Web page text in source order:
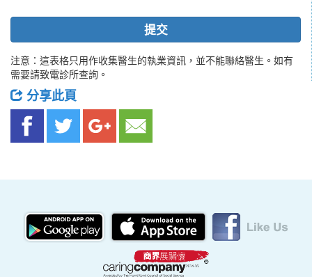
提交
注意：這表格只用作收集醫生的執業資訊，並不能聯絡醫生。如有
需要請致電診所查詢。
分享此頁